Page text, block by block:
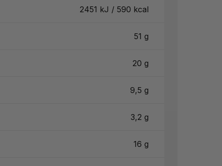
2451 kJ / 590 kcal
51 g
20 g
9,5 g
3,2 g
16 g